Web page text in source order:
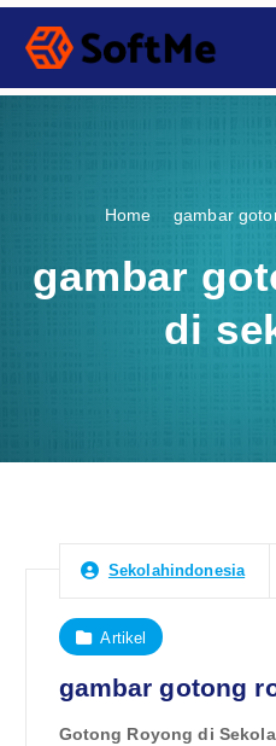
S
p
Home gambar
gambar
di
Sekolahindonesia
Artikel
gambar gotong
Gotong Royong di